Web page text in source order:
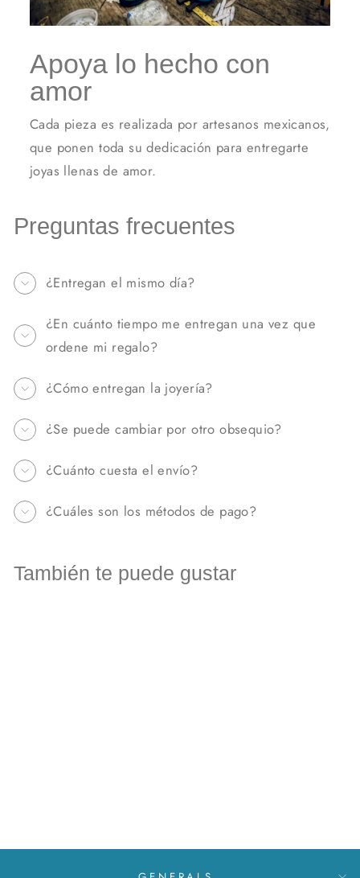
Apoya lo hecho con
amor
Cada pieza es realizada por artesanos mexicanos,
que ponen toda su dedicación para entregarte
joyas llenas de amor.
Preguntas frecuentes
¿Entregan el mismo día?
¿En cuánto tiempo me entregan una vez que
ordene mi regalo?
¿Cómo entregan la joyería?
¿Se puede cambiar por otro obsequio?
¿Cuánto cuesta el envío?
¿Cuáles son los métodos de pago?
También te puede gustar